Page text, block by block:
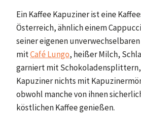
Ein Kaffee Kapuziner ist eine
Österreich, ähnlich einem
seiner eigenen
mitCafé Lungo, heißer Milch,
garniert mit
Kapuziner nichts mit
obwohl manche von ihnen
köstlichen Kaffee genießen.